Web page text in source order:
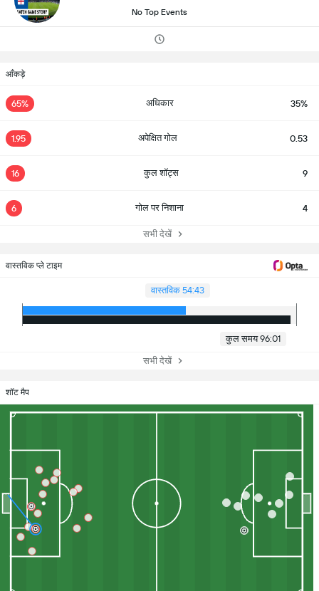
No Top Events
आँकड़े
65% अधिकार 35%
1.95 अपेक्षित गोल 0.53
16 कुल शॉट्स 9
6 गोल पर निशाना 4
सभी देखें
वास्तविक प्ले टाइम
वास्तविक 54:43
कुल समय 96:01
सभी देखें
शॉट मैप